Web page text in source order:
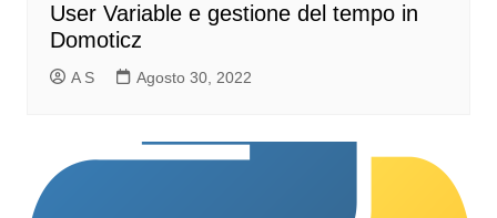
User Variable e gestione del tempo in
Domoticz
A S Agosto 30, 2022